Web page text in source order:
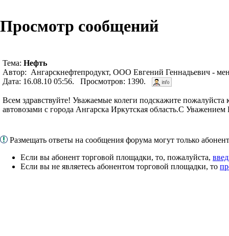
Просмотр сообщений
Тема: Нефть
Автор: Ангарскнефтепродукт, ООО Евгений Геннадьевич -
Дата: 16.08.10 05:56. Просмотров: 1390.
Всем здравствуйте! Уважаемые колеги подскажите пожалуйста
автовозами с города Ангарска Иркутская область.С Уважением
Размещать ответы на сообщения форума могут только
Если вы абонент торговой площадки, то, пожалуйста,
Если вы не являетесь абонентом торговой площадки, то